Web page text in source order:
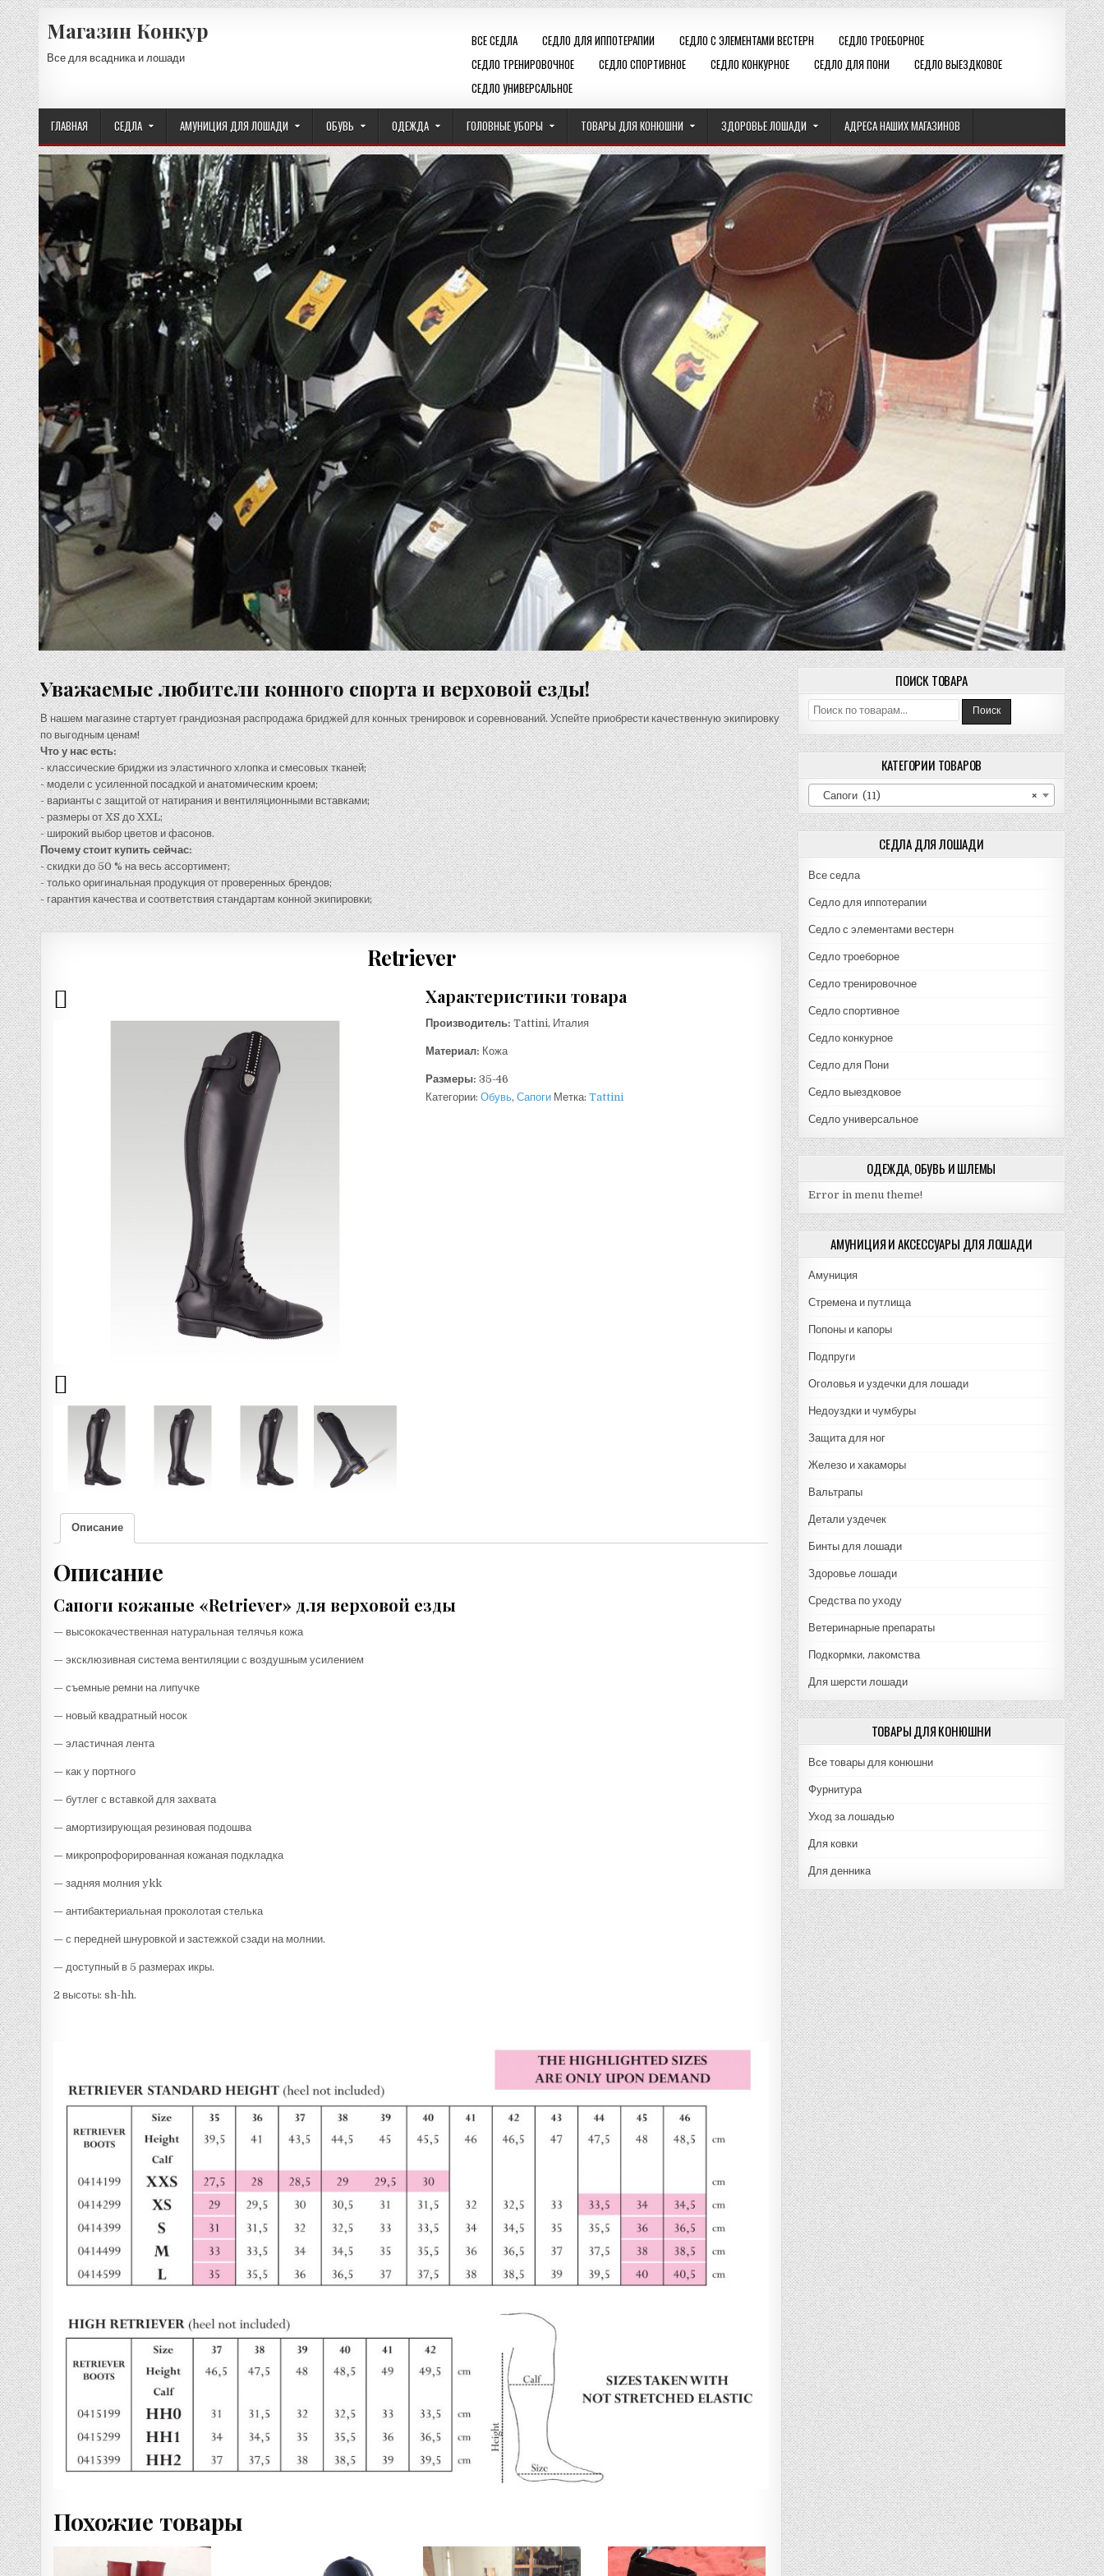
Skip
to
content
Магазин Конкур
Все для всадника и лошади
ВСЕ СЕДЛА СЕДЛО ДЛЯ ИППОТЕРАПИИ СЕДЛО С ЭЛЕМЕНТАМИ ВЕСТЕРН
СЕДЛО ТРОЕБОРНОЕ
СЕДЛО ТРЕНИРОВОЧНОЕ
СЕДЛО СПОРТИВНОЕ СЕДЛО КОНКУРНОЕ СЕДЛО ДЛЯ ПОНИ
СЕДЛО ВЫЕЗДКОВОЕ
СЕДЛО УНИВЕРСАЛЬНОЕ
ГЛАВНАЯ СЕДЛА АМУНИЦИЯ ДЛЯ ЛОШАДИ ОБУВЬ ОДЕЖДА ГОЛОВНЫЕ УБОРЫ ТОВАРЫ ДЛЯ КОНЮШНИ ЗДОРОВЬЕ ЛОШАДИ АДРЕСА НАШИХ МАГАЗИНОВ
Уважаемые любители конного спорта и верховой езды!
В нашем магазине стартует грандиозная распродажа бриджей для конных тренировок и соревнований. Успейте приобрести качественную экипировку
по выгодным ценам!
Что у нас есть:
- классические бриджи из эластичного хлопка и смесовых тканей;
- модели с усиленной посадкой и анатомическим кроем;
- варианты с защитой от натирания и вентиляционными вставками;
- размеры от XS до XXL;
- широкий выбор цветов и фасонов.
Почему стоит купить сейчас:
- скидки до 50 % на весь ассортимент;
- только оригинальная продукция от проверенных брендов;
- гарантия качества и соответствия стандартам конной экипировки;
Retriever
Характеристики товара
Производитель: Tattini, Италия
Материал: Кожа
Размеры: 35-46
Категории: Обувь, Сапоги Метка: Tattini
Описание
Описание
Сапоги кожаные «Retriever» для верховой езды
— высококачественная натуральная телячья кожа
— эксклюзивная система вентиляции с воздушным усилением
— съемные ремни на липучке
— новый квадратный носок
— эластичная лента
— как у портного
— бутлег с вставкой для захвата
— амортизирующая резиновая подошва
— микропрофорированная кожаная подкладка
— задняя молния ykk
— антибактериальная проколотая стелька
— с передней шнуровкой и застежкой сзади на молнии.
— доступный в 5 размерах икры.
2 высоты: sh-hh.
Похожие товары
ПОИСК ТОВАРА
Искать: Поиск
КАТЕГОРИИ ТОВАРОВ
×
Сапоги (11)
СЕДЛА ДЛЯ ЛОШАДИ
Все седла
Седло для иппотерапии
Седло с элементами вестерн
Седло троеборное
Седло тренировочное
Седло спортивное
Седло конкурное
Седло для Пони
Седло выездковое
Седло универсальное
ОДЕЖДА, ОБУВЬ И ШЛЕМЫ
Error in menu theme!
АМУНИЦИЯ И АКСЕССУАРЫ ДЛЯ ЛОШАДИ
Амуниция
Стремена и путлища
Попоны и капоры
Подпруги
Оголовья и уздечки для лошади
Недоуздки и чумбуры
Защита для ног
Железо и хакаморы
Вальтрапы
Детали уздечек
Бинты для лошади
Здоровье лошади
Средства по уходу
Ветеринарные препараты
Подкормки, лакомства
Для шерсти лошади
ТОВАРЫ ДЛЯ КОНЮШНИ
Все товары для конюшни
Фурнитура
Уход за лошадью
Для ковки
Для денника